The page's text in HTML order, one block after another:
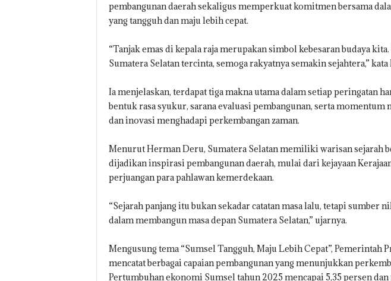
pembangunan daerah sekaligus memperkuat komitmen bersama
yang tangguh dan maju lebih cepat.
“Tanjak emas di kepala raja merupakan simbol kebesaran budaya
Sumatera Selatan tercinta, semoga rakyatnya semakin sejahtera,”
Ia menjelaskan, terdapat tiga makna utama dalam setiap peringatan
bentuk rasa syukur, sarana evaluasi pembangunan, serta momentum
dan inovasi menghadapi perkembangan zaman.
Menurut Herman Deru, Sumatera Selatan memiliki warisan sejarah
dijadikan inspirasi pembangunan daerah, mulai dari kejayaan
perjuangan para pahlawan kemerdekaan.
“Sejarah panjang itu bukan sekadar catatan masa lalu, tetapi sumber
dalam membangun masa depan Sumatera Selatan,” ujarnya.
Mengusung tema “Sumsel Tangguh, Maju Lebih Cepat”, Pemerintah
mencatat berbagai capaian pembangunan yang menunjukkan
Pertumbuhan ekonomi Sumsel tahun 2025 mencapai 5,35 persen